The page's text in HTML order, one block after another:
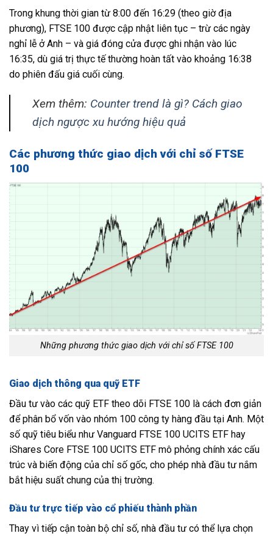
Trong khung thời gian từ 8:00 đến 16:29 (theo giờ địa
phương), FTSE 100 được cập nhật liên tục – trừ các ngày
nghỉ lễ ở Anh – và giá đóng cửa được ghi nhận vào lúc
16:35, dù giá trị thực tế thường hoàn tất vào khoảng 16:38
do phiên đấu giá cuối cùng.
Xem thêm: Counter trend là gì? Cách giao
dịch ngược xu hướng hiệu quả
Các phương thức giao dịch với chỉ số FTSE
100
Những phương thức giao dịch với chỉ số FTSE 100
Giao dịch thông qua quỹ ETF
Đầu tư vào các quỹ ETF theo dõi FTSE 100 là cách đơn giản
để phân bổ vốn vào nhóm 100 công ty hàng đầu tại Anh. Một
số quỹ tiêu biểu như Vanguard FTSE 100 UCITS ETF hay
iShares Core FTSE 100 UCITS ETF mô phỏng chính xác cấu
trúc và biến động của chỉ số gốc, cho phép nhà đầu tư nắm
bắt hiệu suất chung của thị trường.
Đầu tư trực tiếp vào cổ phiếu thành phần
Thay vì tiếp cận toàn bộ chỉ số, nhà đầu tư có thể lựa chọn